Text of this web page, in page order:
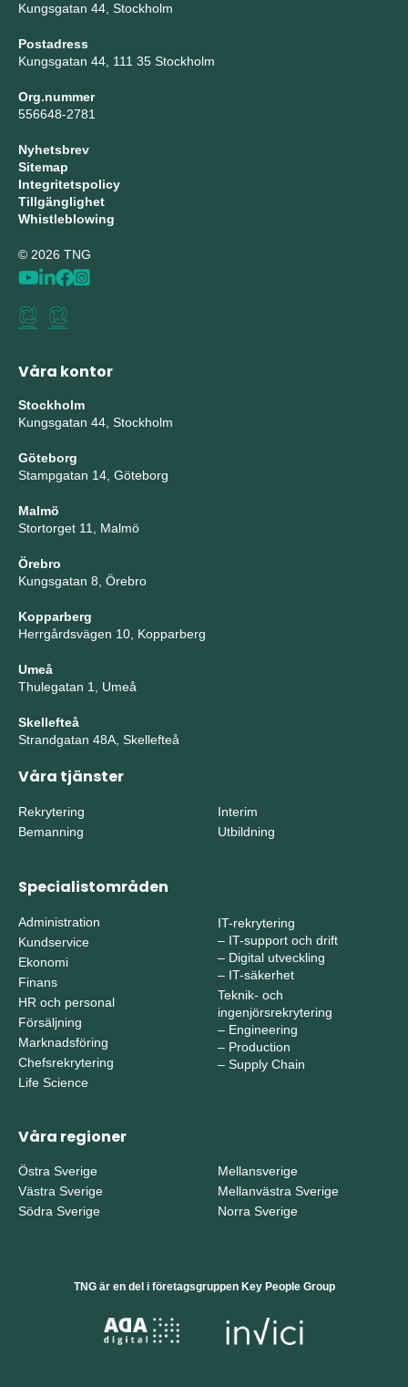
Kungsgatan 44, Stockholm
Postadress
Kungsgatan 44, 111 35 Stockholm
Org.nummer
556648-2781
Nyhetsbrev
Sitemap
Integritetspolicy
Tillgänglighet
Whistleblowing
© 2026 TNG
Våra kontor
Stockholm
Kungsgatan 44, Stockholm
Göteborg
Stampgatan 14, Göteborg
Malmö
Stortorget 11, Malmö
Örebro
Kungsgatan 8, Örebro
Kopparberg
Herrgårdsvägen 10, Kopparberg
Umeå
Thulegatan 1, Umeå
Skellefteå
Strandgatan 48A, Skellefteå
Våra tjänster
Rekrytering
Bemanning
Interim
Utbildning
Specialistområden
Administration
Kundservice
Ekonomi
Finans
HR och personal
Försäljning
Marknadsföring
Chefsrekrytering
Life Science
IT-rekrytering
– IT-support och drift
– Digital utveckling
– IT-säkerhet
Teknik- och
ingenjörsrekrytering
– Engineering
– Production
– Supply Chain
Våra regioner
Östra Sverige
Västra Sverige
Södra Sverige
Mellansverige
Mellanvästra Sverige
Norra Sverige
TNG är en del i företagsgruppen Key People Group